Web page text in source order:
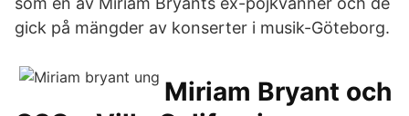
gick på mängder av konserter i musik-Göteborg.
Miriam Bryant och